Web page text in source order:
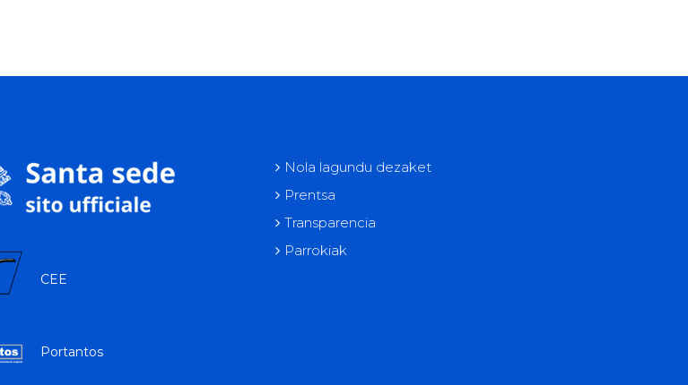
CEE
Portantos
Nola lagundu dezaket
Prentsa
Transparencia
Parrokiak